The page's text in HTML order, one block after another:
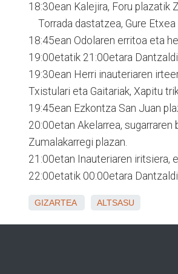
18:30ean Kalejira, Foru plazatik
Torrada dastatzea, Gure
18:45ean Odolaren erritoa eta
19:00etatik 21:00etara
19:30ean Herri inauteriaren
Txistulari eta Gaitariak, Xapitu
19:45ean Ezkontza San Juan
20:00etan Akelarrea,
Zumalakarregi plazan.
21:00etan Inauteriaren iritsiera,
22:00etatik 00:00etara
GIZARTEA ALTSASU